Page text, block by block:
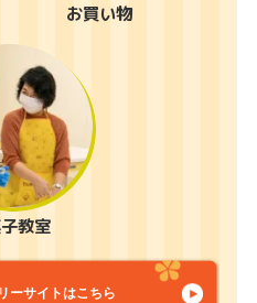
お買い物
教室
ーサイトはこちら